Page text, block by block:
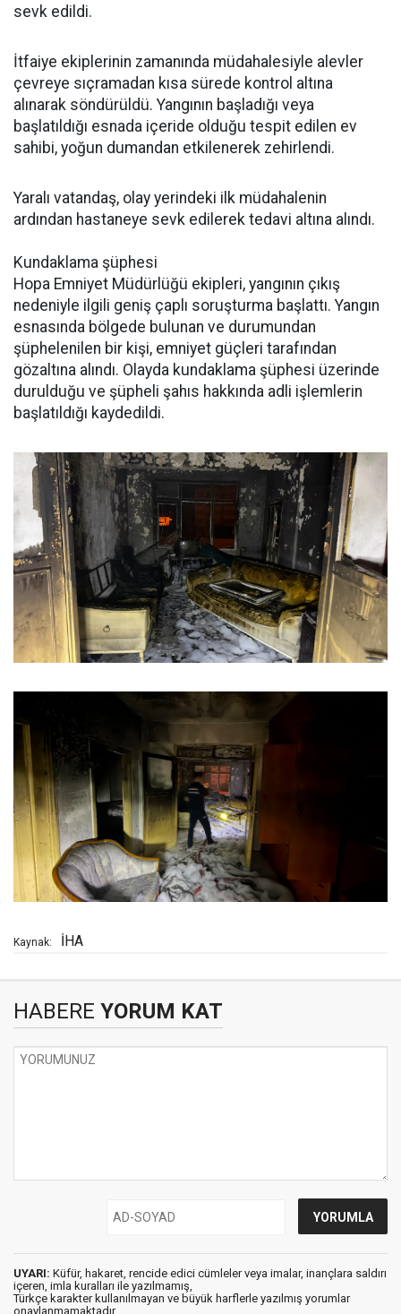
sevk edildi.
İtfaiye ekiplerinin zamanında müdahalesiyle alevler
çevreye sıçramadan kısa sürede kontrol altına
alınarak söndürüldü. Yangının başladığı veya
başlatıldığı esnada içeride olduğu tespit edilen ev
sahibi, yoğun dumandan etkilenerek zehirlendi.
Yaralı vatandaş, olay yerindeki ilk müdahalenin
ardından hastaneye sevk edilerek tedavi altına alındı.
Kundaklama şüphesi
Hopa Emniyet Müdürlüğü ekipleri, yangının çıkış
nedeniyle ilgili geniş çaplı soruşturma başlattı. Yangın
esnasında bölgede bulunan ve durumundan
şüphelenilen bir kişi, emniyet güçleri tarafından
gözaltına alındı. Olayda kundaklama şüphesi üzerinde
durulduğu ve şüpheli şahıs hakkında adli işlemlerin
başlatıldığı kaydedildi.
Kaynak: İHA
HABERE YORUM KAT
UYARI: Küfür, hakaret, rencide edici cümleler veya imalar, inançlara saldırı
içeren, imla kuralları ile yazılmamış,
Türkçe karakter kullanılmayan ve büyük harflerle yazılmış yorumlar
onaylanmamaktadır.